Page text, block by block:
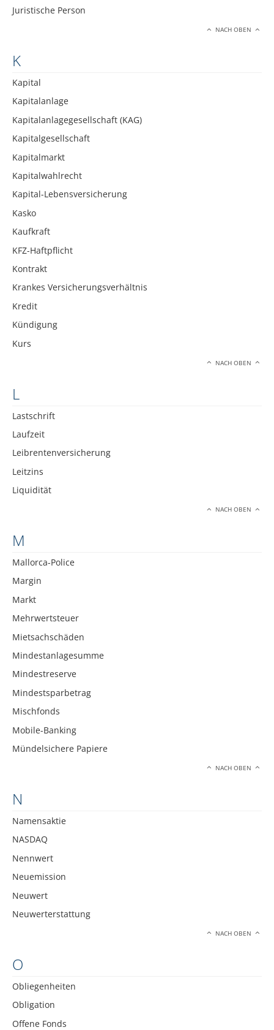
Juristische Person
NACH OBEN
K
Kapital
Kapitalanlage
Kapitalanlagegesellschaft (KAG)
Kapitalgesellschaft
Kapitalmarkt
Kapitalwahlrecht
Kapital-Lebensversicherung
Kasko
Kaufkraft
KFZ-Haftpflicht
Kontrakt
Krankes Versicherungsverhältnis
Kredit
Kündigung
Kurs
NACH OBEN
L
Lastschrift
Laufzeit
Leibrentenversicherung
Leitzins
Liquidität
NACH OBEN
M
Mallorca-Police
Margin
Markt
Mehrwertsteuer
Mietsachschäden
Mindestanlagesumme
Mindestreserve
Mindestsparbetrag
Mischfonds
Mobile-Banking
Mündelsichere Papiere
NACH OBEN
N
Namensaktie
NASDAQ
Nennwert
Neuemission
Neuwert
Neuwerterstattung
NACH OBEN
O
Obliegenheiten
Obligation
Offene Fonds